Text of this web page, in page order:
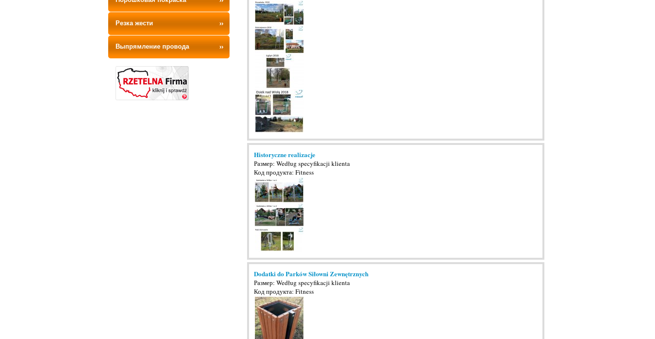
Резка жести
Выпрямление провода
Historyczne realizacje
Размер: Według specyfikacji klienta
Код продукта: Fitness
Dodatki do Parków Siłowni Zewnętrznych
Размер: Według specyfikacji klienta
Код продукта: Fitness